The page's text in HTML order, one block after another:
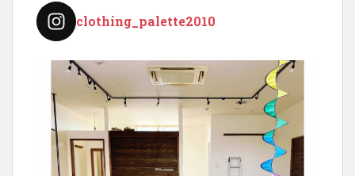
clothing_palette2010